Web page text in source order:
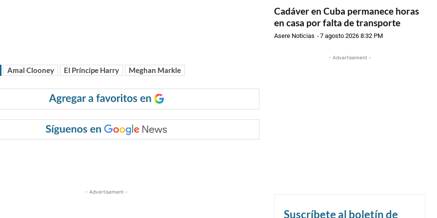
Amal Clooney El Príncipe Harry Meghan Markle
- Advertisement -
Cadáver en Cuba permanece horas
en casa por falta de transporte
Asere Noticias -7 agosto 2026 8:32 PM
- Advertisement -
Suscríbete al boletín de